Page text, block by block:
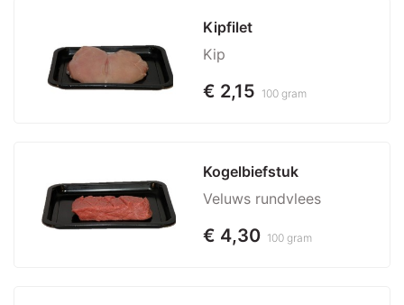
Kipfilet
Kip
€ 2,15 100 gram
Kogelbiefstuk
Veluws rundvlees
€ 4,30 100 gram